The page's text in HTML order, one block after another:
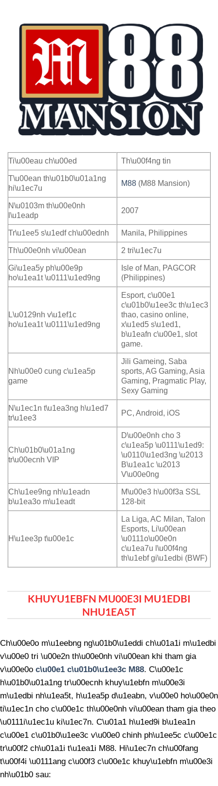
Ti\u00eau ch\u00ed Th\u00f4ng tin
T\u00ean th\u01b0\u01a1ng
hi\u1ec7u
M88(M88 Mansion)
N\u0103m th\u00e0nh
l\u1eadp
2007
Tr\u1ee5 s\u1edf ch\u00ednh Manila, Philippines
Th\u00e0nh vi\u00ean 2 tri\u1ec7u
Gi\u1ea5y ph\u00e9p
ho\u1ea1t \u0111\u1ed9ng
Isle of Man, PAGCOR
(Philippines)
L\u0129nh v\u1ef1c
ho\u1ea1t \u0111\u1ed9ng
Esport, c\u00e1
c\u01b0\u1ee3c th\u1ec3
thao, casino online,
x\u1ed5 s\u1ed1,
b\u1eafn c\u00e1, slot
game.
Nh\u00e0 cung c\u1ea5p
game
Jili Gameing, Saba
sports, AG Gaming, Asia
Gaming, Pragmatic Play,
Sexy Gaming
N\u1ec1n t\u1ea3ng h\u1ed7
tr\u1ee3
PC, Android, iOS
Ch\u01b0\u01a1ng
tr\u00ecnh VIP
D\u00e0nh cho 3
c\u1ea5p \u0111\u1ed9:
\u0110\u1ed3ng \u2013
B\u1ea1c \u2013
V\u00e0ng
Ch\u1ee9ng nh\u1eadn
b\u1ea3o m\u1eadt
M\u00e3 h\u00f3a SSL
128-bit
H\u1ee3p t\u00e1c
La Liga, AC Milan, Talon
Esports, Li\u00ean
\u0111o\u00e0n
c\u1ea7u l\u00f4ng
th\u1ebf gi\u1edbi (BWF)
KHUYU1EBFN MU00E3I MU1EDBI
NHU1EA5T
Ch\u00e0o m\u1eebng ng\u01b0\u1eddi ch\u01a1i m\u1edbi
v\u00e0 tri \u00e2n th\u00e0nh vi\u00ean khi tham gia
v\u00e0o c\u00e1 c\u01b0\u1ee3c M88. C\u00e1c
h\u01b0\u01a1ng tr\u00ecnh khuy\u1ebfn m\u00e3i
m\u1edbi nh\u1ea5t, h\u1ea5p d\u1eabn, v\u00e0 ho\u00e0n
ti\u1ec1n cho c\u00e1c th\u00e0nh vi\u00ean tham gia theo
\u0111i\u1ec1u ki\u1ec7n. C\u01a1 h\u1ed9i b\u1ea1n
c\u00e1 c\u01b0\u1ee3c v\u00e0 chinh ph\u1ee5c c\u00e1c
tr\u00f2 ch\u01a1i t\u1ea1i M88. Hi\u1ec7n ch\u00fang
t\u00f4i \u0111ang c\u00f3 c\u00e1c khuy\u1ebfn m\u00e3i
nh\u01b0 sau: